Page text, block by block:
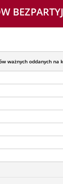
ważnych oddanych na